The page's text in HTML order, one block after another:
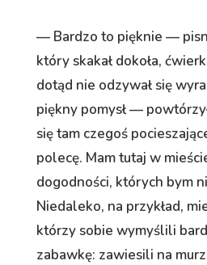
— Bardzo to pięknie —
który skakał dokoła,
dotąd nie odzywał się
piękny pomysł —
się tam czegoś
polecę. Mam tutaj w
dogodności, których bym
Niedaleko, na przykład,
którzy sobie wymyślili
zabawkę: zawiesili na